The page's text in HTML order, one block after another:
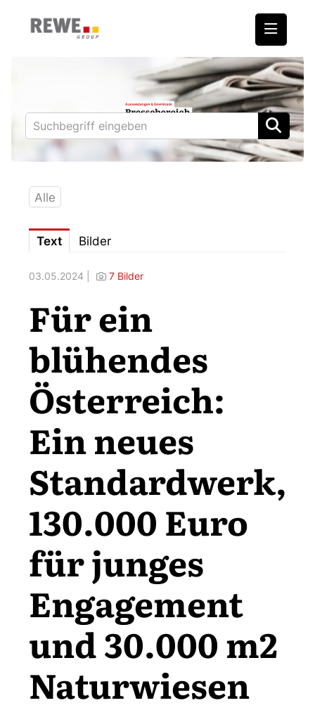
REWE International AG
BILLA
PENNY
BIPA
Downloads
Fotos – Vorstand
Kontakt
Alle
Text Bilder
03.05.2024 | 7 Bilder
Für ein
blühendes
Österreich:
Ein neues
Standardwerk,
130.000 Euro
für junges
Engagement
und 30.000 m2
Naturwiesen